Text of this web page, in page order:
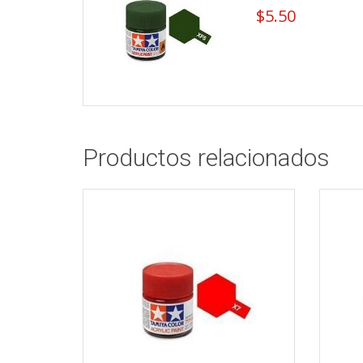
$5.50
Productos relacionados